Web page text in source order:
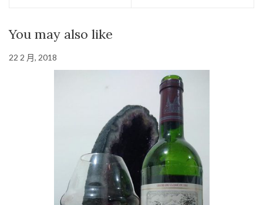
You may also like
22 2 月, 2018